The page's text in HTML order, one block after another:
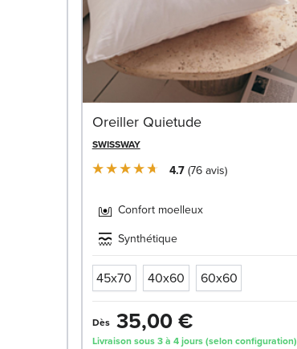
Oreiller Quietude
SWISSWAY
4.7 76avis
Confort moelleux
Synthétique
45x70 40x60 60x60
Dès 35,00 €
Livraison sous 3 à 4 jours (selon configuration)